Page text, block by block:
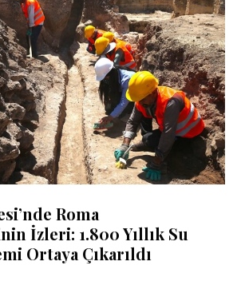
Roma
İzleri: 1.800 Yıllık Su
Ortaya Çıkarıldı